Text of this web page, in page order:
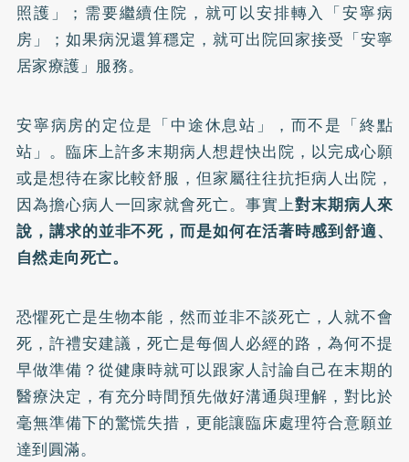
照護」；需要繼續住院，就可以安排轉入「安寧病
房」；如果病況還算穩定，就可出院回家接受「安寧
居家療護」服務。
安寧病房的定位是「中途休息站」，而不是「終點
站」。臨床上許多末期病人想趕快出院，以完成心願
或是想待在家比較舒服，但家屬往往抗拒病人出院，
因為擔心病人一回家就會死亡。事實上對末期病人來
說，講求的並非不死，而是如何在活著時感到舒適、
自然走向死亡。
恐懼死亡是生物本能，然而並非不談死亡，人就不會
死，許禮安建議，死亡是每個人必經的路，為何不提
早做準備？從健康時就可以跟家人討論自己在末期的
醫療決定，有充分時間預先做好溝通與理解，對比於
毫無準備下的驚慌失措，更能讓臨床處理符合意願並
達到圓滿。